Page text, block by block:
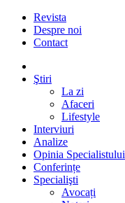
Revista
Despre noi
Contact
Ştiri
La zi
Afaceri
Lifestyle
Interviuri
Analize
Opinia Specialistului
Conferințe
Specialişti
Avocați